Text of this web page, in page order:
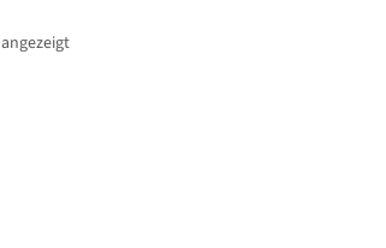
Nach